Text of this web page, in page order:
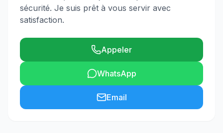
sécurité. Je suis prêt à vous servir avec
satisfaction.
Appeler
WhatsApp
Email